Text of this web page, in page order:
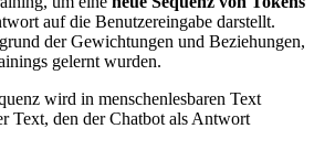
auf die Benutzereingabe darstellt.
der Gewichtungen und Beziehungen,
gelernt wurden.
wird in menschenlesbaren Text
Text, den der Chatbot als Antwort